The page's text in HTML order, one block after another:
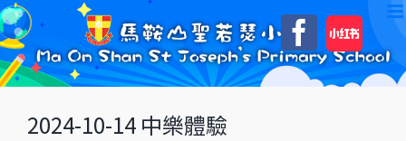
Skip
to
content
自
訂
2024-10-14 中樂體驗